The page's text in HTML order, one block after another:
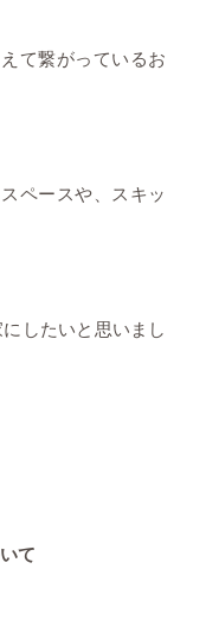
て繋がっているお
ペースや、スキッ
したいと思いまし
て